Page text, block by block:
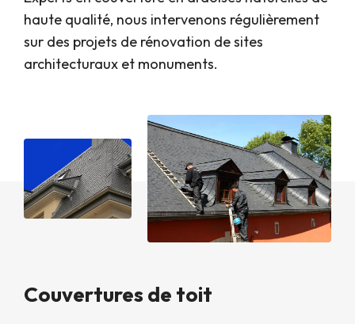
haute qualité, nous intervenons régulièrement
sur des projets de rénovation de sites
architecturaux et monuments.
Couvertures de toit